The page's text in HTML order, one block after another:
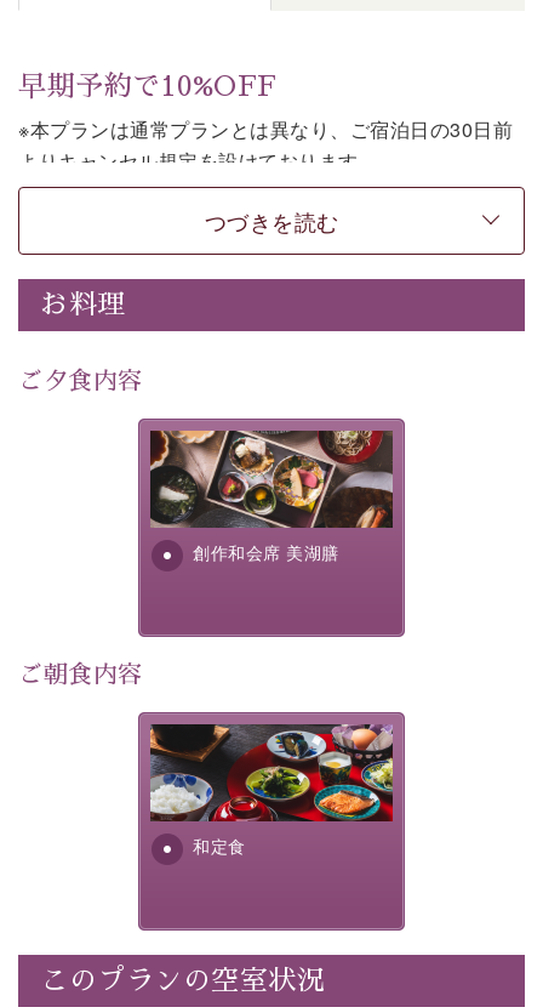
早期予約で10%OFF
※本プランは通常プランとは異なり、ご宿泊日の30日前
よりキャンセル規定を設けております。
※本プランは２食付きの早割プランです。
上諏訪温泉しんゆでは、30日前までのご予約で、10%割
引でお泊まりいただける「早割プラン」をご用意してお
ります。
温かいおもてなし。
ご滞在を楽しみに待つ日々が旅をより特別なものにして
早めのご予約で、お得に癒しのひとときをお過ごしくだ
-----------【安心への取り組み】----------
徹底した衛生管理を行っております。
----------------------------------------------
・宿泊料金10%OFF
・朝夕個室料亭で個室食
・諏訪大社4社を巡る無料参拝バス（事前予約制）
・就寝用パジャマをご用意
・環境に配慮したアメニティをご用意
・館内フリーWi-Fi
つづきを読む
お料理
ご夕食内容
創作和会席 美湖膳
美湖膳とは諏訪の地で特別を
提供する為に料理長・神原 裕
明が考え出した創作和会席で
す。美しい諏訪湖の幸...
ご朝食内容
和定食
さっぱりとした和食膳に使わ
れる食材は、諏訪の名産品を
ふんだんに取り入れ、安心・
安全を心掛けた長野県産...
このプランの空室状況